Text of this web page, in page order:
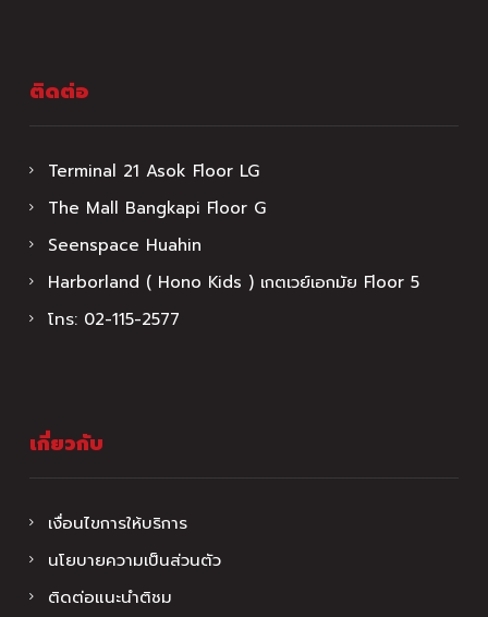
ติดต่อ
Terminal 21 Asok Floor LG
The Mall Bangkapi Floor G
Seenspace Huahin
Harborland ( Hono Kids ) เกตเวย์เอกมัย Floor 5
โทร: 02-115-2577
เกี่ยวกับ
เงื่อนไขการให้บริการ
นโยบายความเป็นส่วนตัว
ติดต่อแนะนำติชม